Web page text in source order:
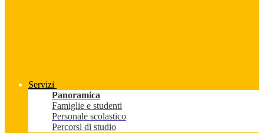
Servizi
Panoramica
Famiglie e studenti
Personale scolastico
Percorsi di studio